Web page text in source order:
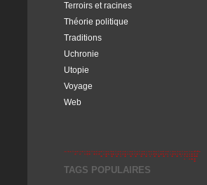
Terroirs et racines
Théorie politique
Traditions
Uchronie
Utopie
Voyage
Web
TAGS POPULAIRES